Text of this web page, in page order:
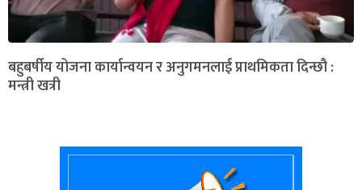
बहुबर्षीय योजना कार्यान्वयन र अनुगमनलाई प्राथमिकता दिन्छौ :
मन्त्री खत्री